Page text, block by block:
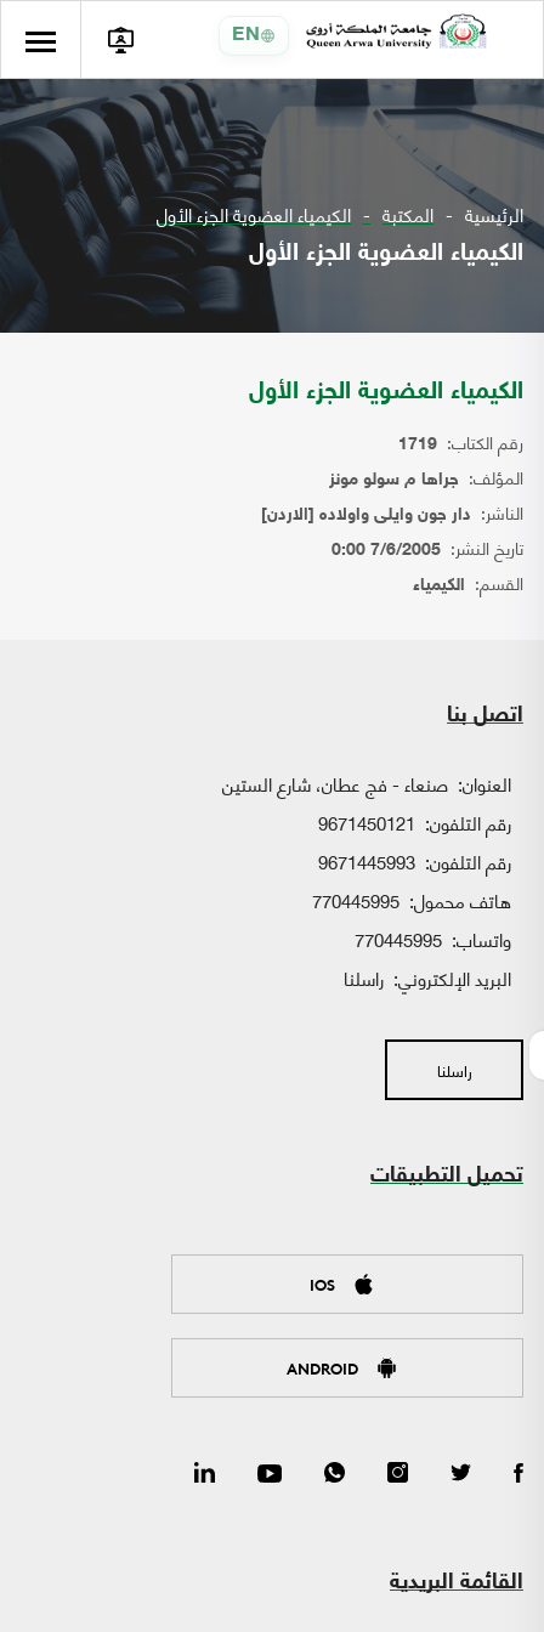
EN
الرئيسية المكتبة الكيمياء العضوية الجزء الأول
الكيمياء العضوية الجزء الأول
الكيمياء العضوية الجزء الأول
رقم الكتاب: 1719
المؤلف: جراها م سولو مونز
الناشر: دار جون وايلى واولاده [الاردن]
تاريخ النشر: 7/6/2005 0:00
القسم: الكيمياء
اتصل بنا
العنوان: صنعاء - فج عطان، شارع الستين
رقم التلفون: 9671450121
رقم التلفون: 9671445993
هاتف محمول: 770445995
واتساب:
البريد الإلكتروني: راسلنا
راسلنا
تحميل التطبيقات
IOS
ANDROID
القائمة البريدية